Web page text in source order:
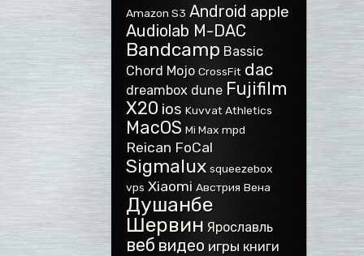
Amazon S3 Android apple
Audiolab M-DAC
Bandcamp Bassic
Chord Mojo CrossFit dac
dreambox dune Fujifilm
X20 ios Kuvvat Athletics
MacOS Mi Max mpd
Reican FoCal
Sigmalux squeezebox
vps Xiaomi Австрия Вена
Душанбе
Шервин Ярославль
веб видео игры книги